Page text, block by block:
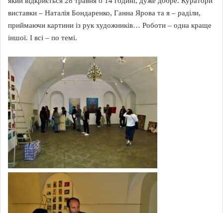
виставки – Наталія Бондаренко, Ганна Ярова та я – раділи,
приймаючи картини із рук художників… Роботи – одна краще
іншої. І всі – по темі.